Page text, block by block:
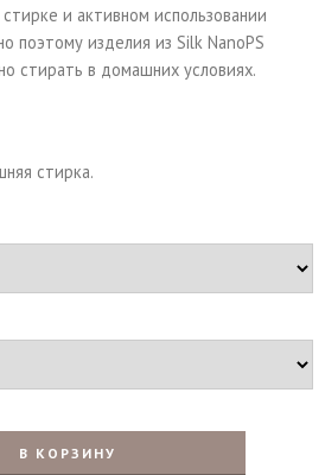
и активном использовании
поэтому изделия из Silk NanoPS
стирать в домашних условиях.
стирка.
В КОРЗИНУ